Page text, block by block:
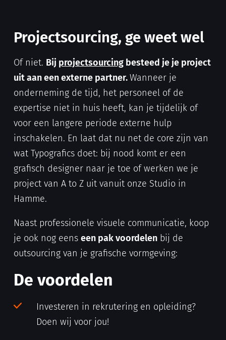
Projectsourcing, ge weet wel
Of niet. Bij projectsourcing besteed je je project
uit aan een externe partner.Wanneer je
onderneming de tijd, het personeel of de
expertise niet in huis heeft, kan je tijdelijk of
voor een langere periode externe hulp
inschakelen. En laat dat nu net de core zijn van
wat Typografics doet: bij nood komt er een
grafisch designer naar je toe of werken we je
project van A to Z uit vanuit onze Studio in
Hamme.
Naast professionele visuele communicatie, koop
je ook nog eens een pak voordelen bij de
outsourcing van je grafische vormgeving:
De voordelen
Investeren in rekrutering en opleiding?
Doen wij voor jou!